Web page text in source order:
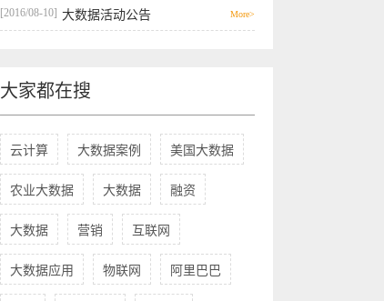
[2016/08-10] 大数据活动公告 More>
大家都在搜
云计算 大数据案例 美国大数据
农业大数据 大数据 融资
大数据 营销 互联网
大数据应用 物联网 阿里巴巴